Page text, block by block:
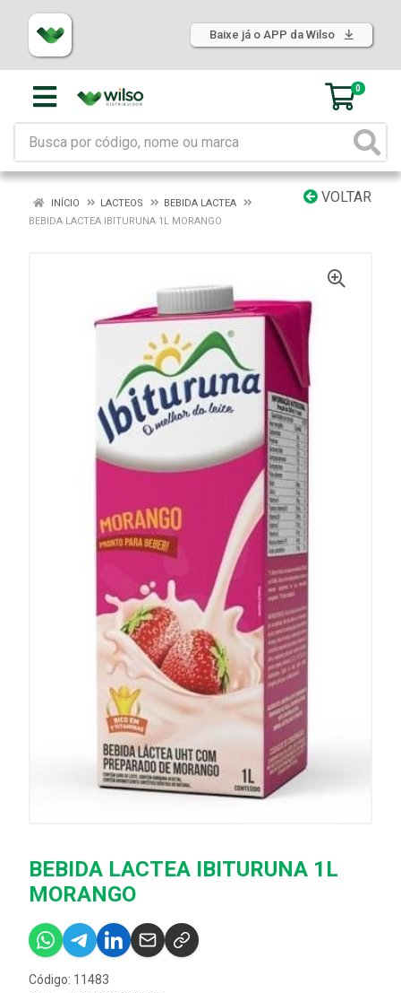
Baixe já o APP da Wilso
0
VOLTAR
INÍCIO LACTEOS
BEBIDA LACTEA
BEBIDA LACTEA IBITURUNA 1L MORANGO
BEBIDA LACTEA IBITURUNA 1L
MORANGO
Código: 11483